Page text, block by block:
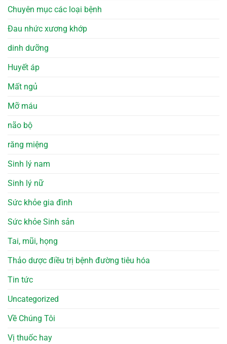
Chuyên mục các loại bệnh
Đau nhức xương khớp
dinh dưỡng
Huyết áp
Mất ngủ
Mỡ máu
não bộ
răng miệng
Sinh lý nam
Sinh lý nữ
Sức khỏe gia đình
Sức khỏe Sinh sản
Tai, mũi, họng
Thảo dược điều trị bệnh đường tiêu hóa
Tin tức
Uncategorized
Về Chúng Tôi
Vị thuốc hay